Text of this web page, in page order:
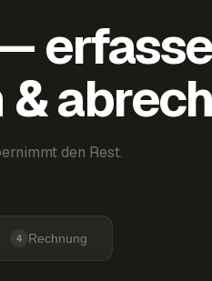
den Rest.
4 Rechnung